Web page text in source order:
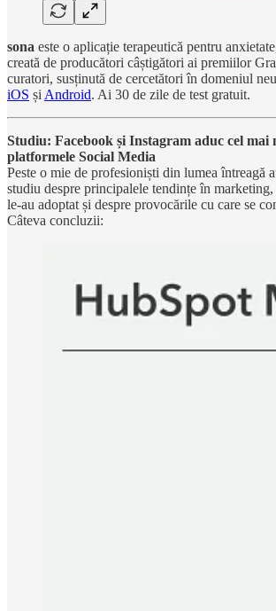
sona este o aplicație terapeutică pentru
creată de producători câștigători ai premiilor
curatori, susținută de cercetători în domeniul
iOS și Android. Ai 30 de zile de test gratuit.
Studiu: Facebook și Instagram aduc cel
platformele Social Media
Peste o mie de profesioniști din lumea întreagă
studiu despre principalele tendințe în
le-au adoptat și despre provocările cu care se
Câteva concluzii: